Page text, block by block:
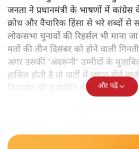
जनता ने प्रधानमंत्री के भाषणों में
क्रोध और वैचारिक हिंसा से भरे शब्दों से
लोकसभा चुनावों की रिहर्सल भी माना
मतों की तीन दिसंबर को होने वाली
अगर उसकी ‘अंदरूनी’ उम्मीदों के
हासिल होती है तो पार्टी में व्याप्त होने
विभाजन की राजनीति की धार को और
और पढ़ें